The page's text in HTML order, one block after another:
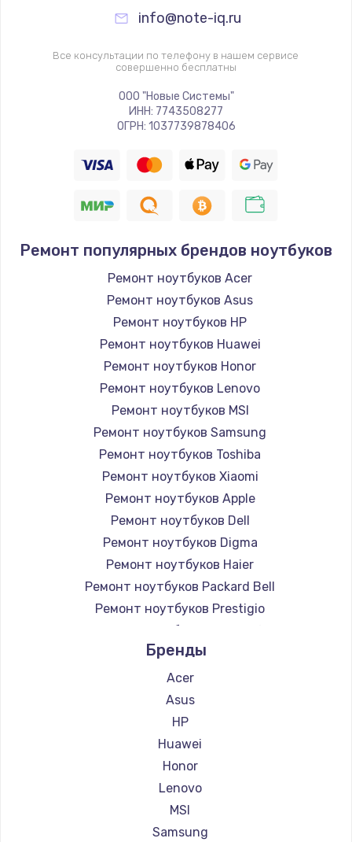
info@note-iq.ru
Все консультации по телефону в нашем сервисе
совершенно бесплатны
ООО "Новые Системы"
ИНН: 7743508277
ОГРН: 1037739878406
Ремонт популярных брендов ноутбуков
Ремонт ноутбуков Acer
Ремонт ноутбуков Asus
Ремонт ноутбуков HP
Ремонт ноутбуков Huawei
Ремонт ноутбуков Honor
Ремонт ноутбуков Lenovo
Ремонт ноутбуков MSI
Ремонт ноутбуков Samsung
Ремонт ноутбуков Toshiba
Ремонт ноутбуков Xiaomi
Ремонт ноутбуков Apple
Ремонт ноутбуков Dell
Ремонт ноутбуков Digma
Ремонт ноутбуков Haier
Ремонт ноутбуков Packard Bell
Ремонт ноутбуков Prestigio
Ремонт ноутбуков Microsoft
Ремонт ноутбуков Alienware
Ремонт ноутбуков Aquarius
Ремонт ноутбуков Gigabyte
Ремонт ноутбуков Aorus
Ремонт ноутбуков Maibenben
Ремонт ноутбуков Getac
Ремонт ноутбуков Epson
Ремонт ноутбуков Philips
Ремонт ноутбуков LG
Бренды
Acer
Asus
HP
Huawei
Honor
Lenovo
MSI
Samsung